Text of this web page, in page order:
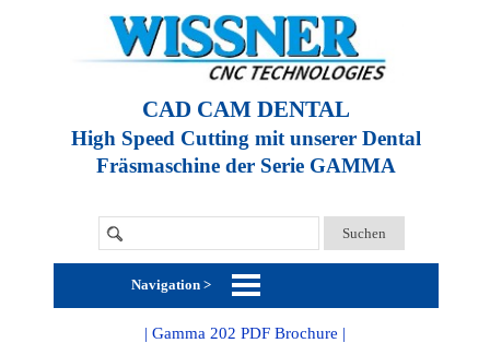
Suchen
CAD CAM DENTAL
High Speed Cutting mit unserer Dental
Fräsmaschine der Serie GAMMA
Navigation >
| Gamma 202 PDF Brochure |